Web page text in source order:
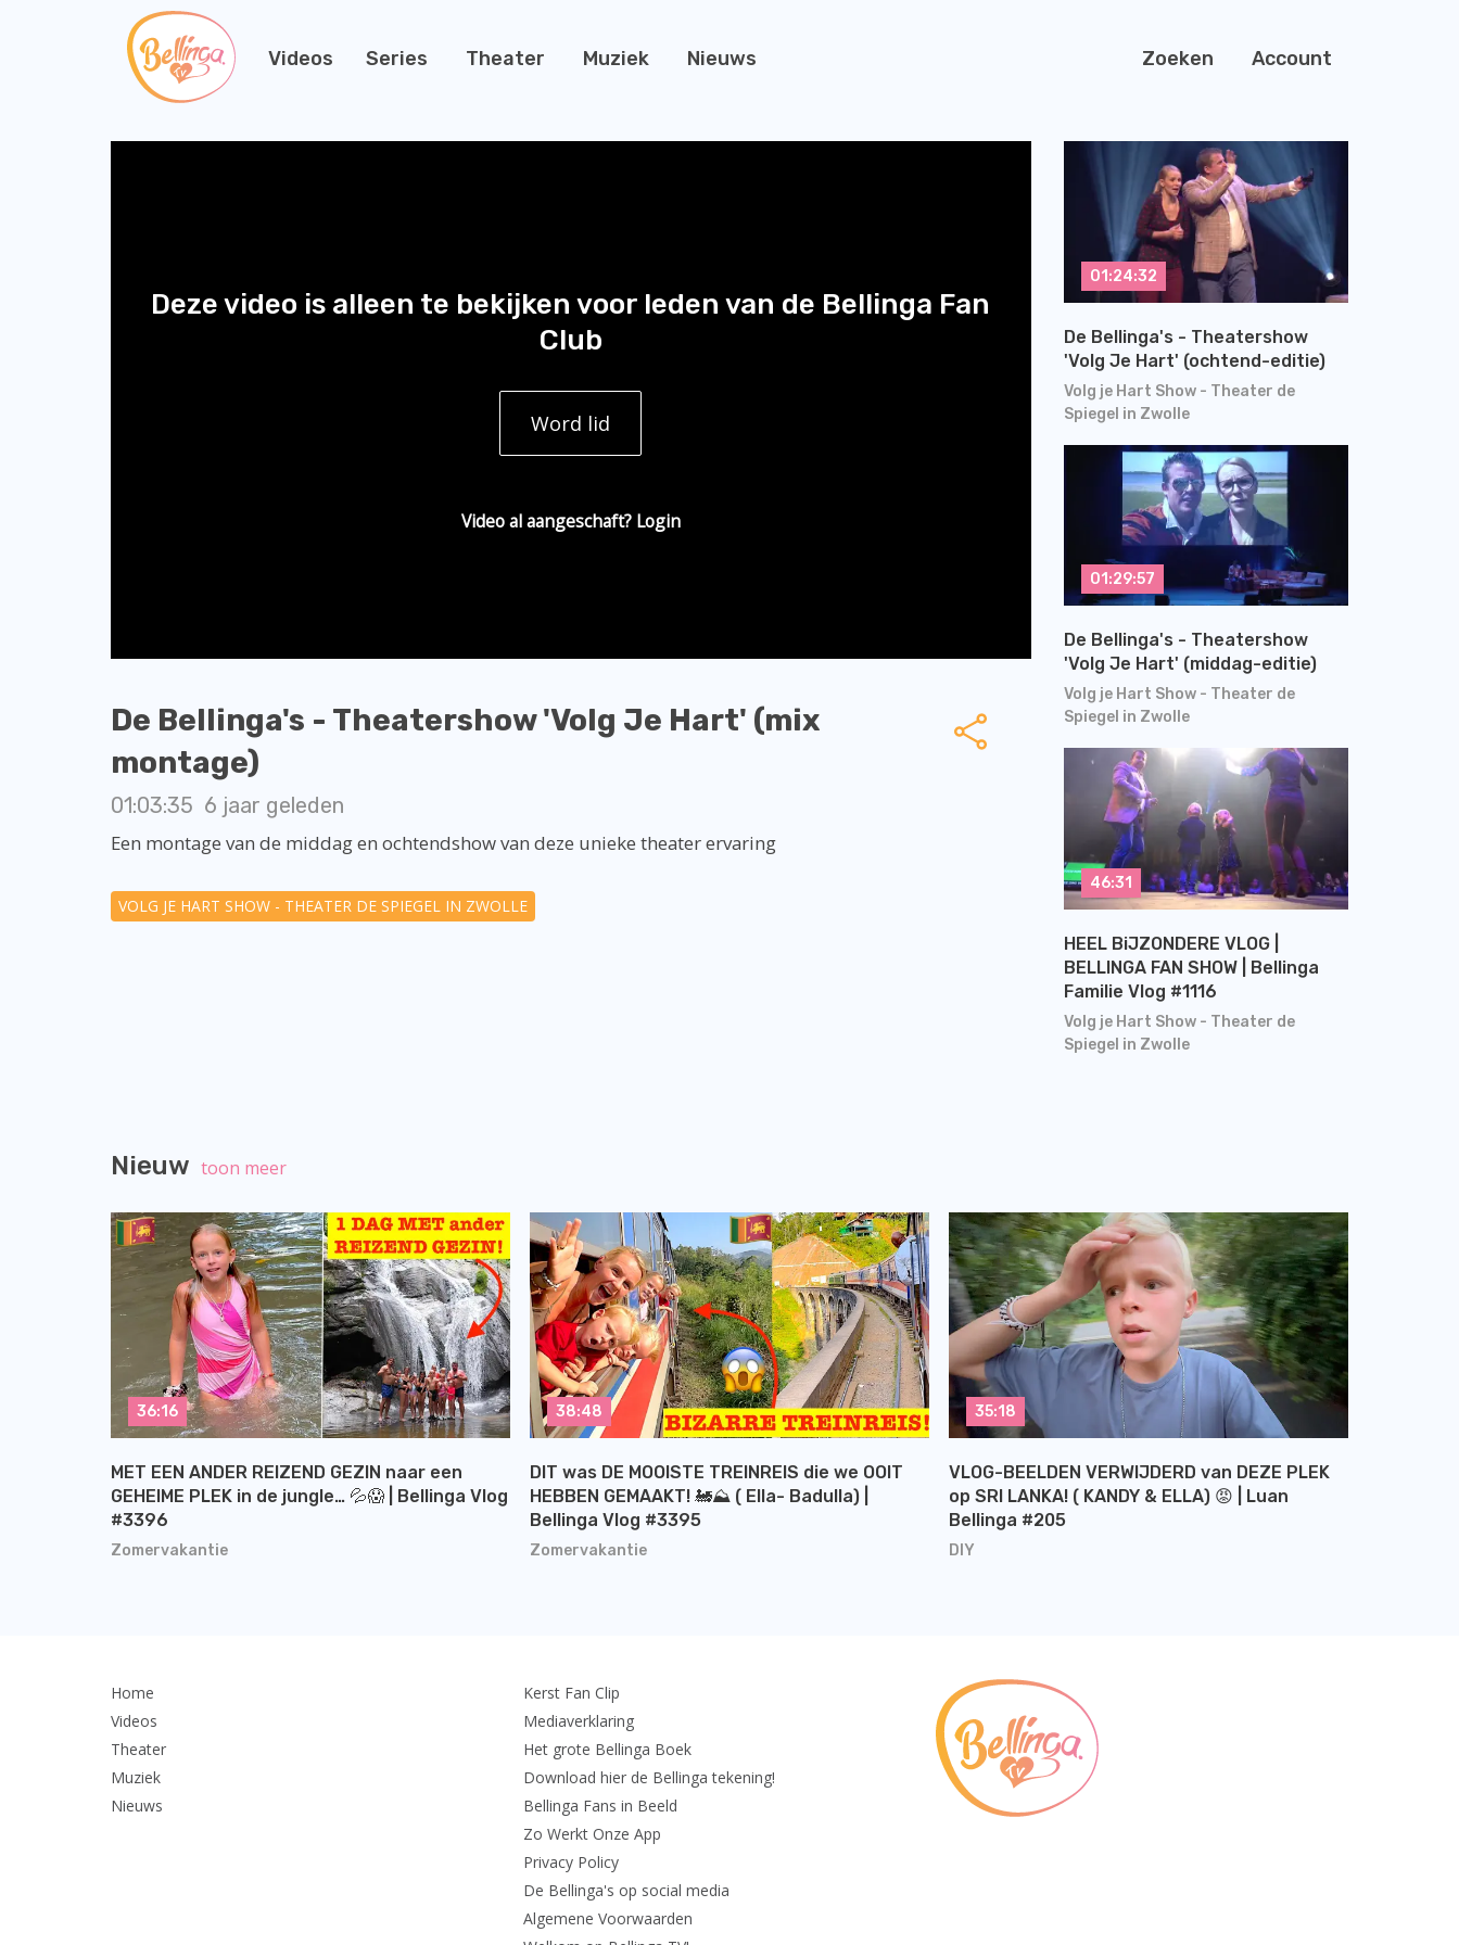
Videos Series Theater Muziek Nieuws Zoeken Account
Deze video is alleen te bekijken voor leden van de Bellinga Fan
Club
Word lid
Video al aangeschaft? Login
De Bellinga's - Theatershow 'Volg Je Hart' (mix
montage)
01:03:35 6 jaar geleden
Een montage van de middag en ochtendshow van deze unieke theater ervaring
VOLG JE HART SHOW - THEATER DE SPIEGEL IN ZWOLLE
Volg je Hart Show - Theater de
Spiegel in Zwolle
De Bellinga's - Theatershow
'Volg Je Hart' (ochtend-editie)
01:24:32
Volg je Hart Show - Theater de
Spiegel in Zwolle
De Bellinga's - Theatershow
'Volg Je Hart' (middag-editie)
01:29:57
Volg je Hart Show - Theater de
Spiegel in Zwolle
HEEL BiJZONDERE VLOG |
BELLINGA FAN SHOW | Bellinga
Familie Vlog #1116
46:31
Nieuw toon meer
Zomervakantie
MET EEN ANDER REIZEND GEZIN naar een
GEHEIME PLEK in de jungle… 💦😱 | Bellinga Vlog
#3396
36:16
Zomervakantie
DIT was DE MOOISTE TREINREIS die we OOIT
HEBBEN GEMAAKT! 🚂⛰️ ( Ella- Badulla) |
Bellinga Vlog #3395
38:48
DIY
VLOG-BEELDEN VERWIJDERD van DEZE PLEK
op SRI LANKA! ( KANDY & ELLA) 😡 | Luan
Bellinga #205
35:18
Home
Videos
Theater
Muziek
Nieuws
Kerst Fan Clip
Mediaverklaring
Het grote Bellinga Boek
Download hier de Bellinga tekening!
Bellinga Fans in Beeld
Zo Werkt Onze App
Privacy Policy
De Bellinga's op social media
Algemene Voorwaarden